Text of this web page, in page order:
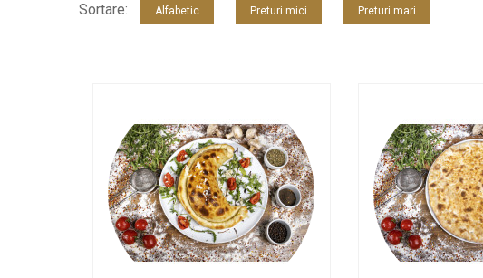
Sortare: Alfabetic Preturi mici Preturi mari